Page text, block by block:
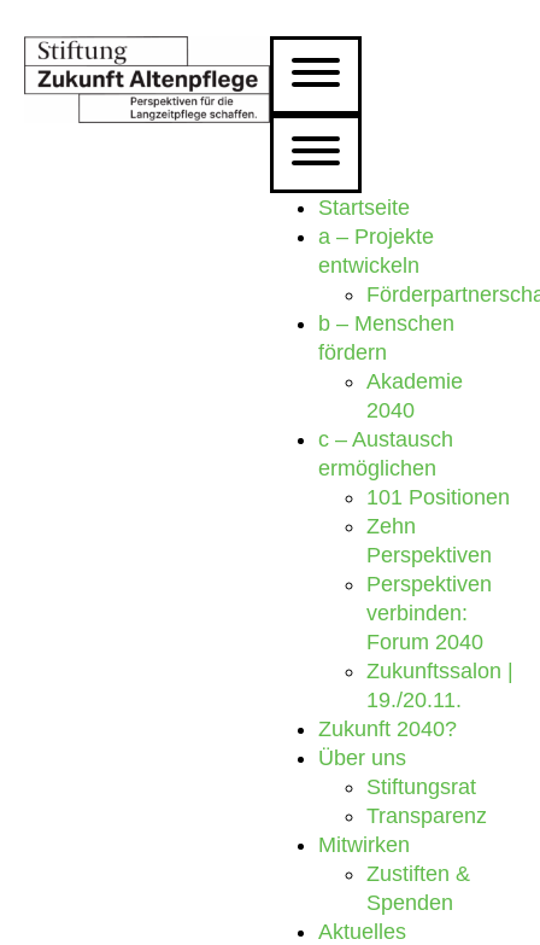
Startseite
a – Projekte
entwickeln
b – Menschen
fördern
Akademie
2040
c – Austausch
ermöglichen
101 Positionen
Zehn
Perspektiven
Perspektiven
verbinden:
Forum 2040
Zukunftssalon |
19./20.11.
Zukunft 2040?
Über uns
Stiftungsrat
Transparenz
Mitwirken
Zustiften &
Spenden
Aktuelles